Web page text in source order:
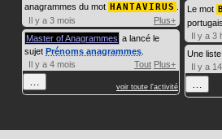
anagrammes du mot HANTAVIRUS
Il y a 3 mois
Plus+
Master of Anagrammes a lancé le
sujet Prénoms anagrammes
Il y a 4 mois
Tout Plus+
… voir toute l'activité
Le mot
portugais.
Il y a 3
Une liste
Il y a
…